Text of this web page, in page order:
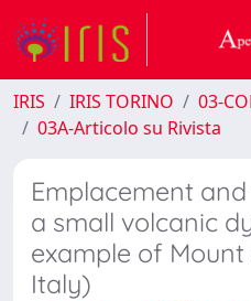
IRIS IRIS TORINO
03-
03A-Articolo su Rivista
Emplacement
a small volcanic
example of
Italy)